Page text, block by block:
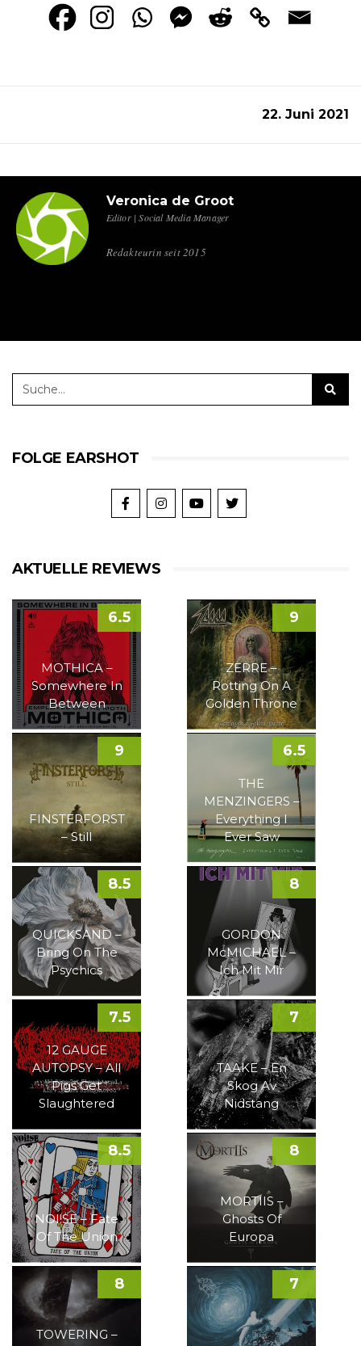
22. Juni 2021
Veronica de Groot
Editor | Social Media Manager
Redakteurin seit 2015
FOLGE EARSHOT
AKTUELLE REVIEWS
MOTHICA –
Somewhere In
Between
6.5
ZERRE –
Rotting On A
Golden Throne
9
FINSTERFORST
– Still
9
THE
MENZINGERS –
Everything I
Ever Saw
6.5
QUICKSAND –
Bring On The
Psychics
8.5
GORDON
McMICHAEL –
Ich Mit Mir
8
12 GAUGE
AUTOPSY – All
Pigs Get
Slaughtered
7.5
TAAKE – En
Skog Av
Nidstang
7
NOI!SE – Fate
Of The Union
8.5
MORTIIS –
Ghosts Of
Europa
8
TOWERING –
8 7